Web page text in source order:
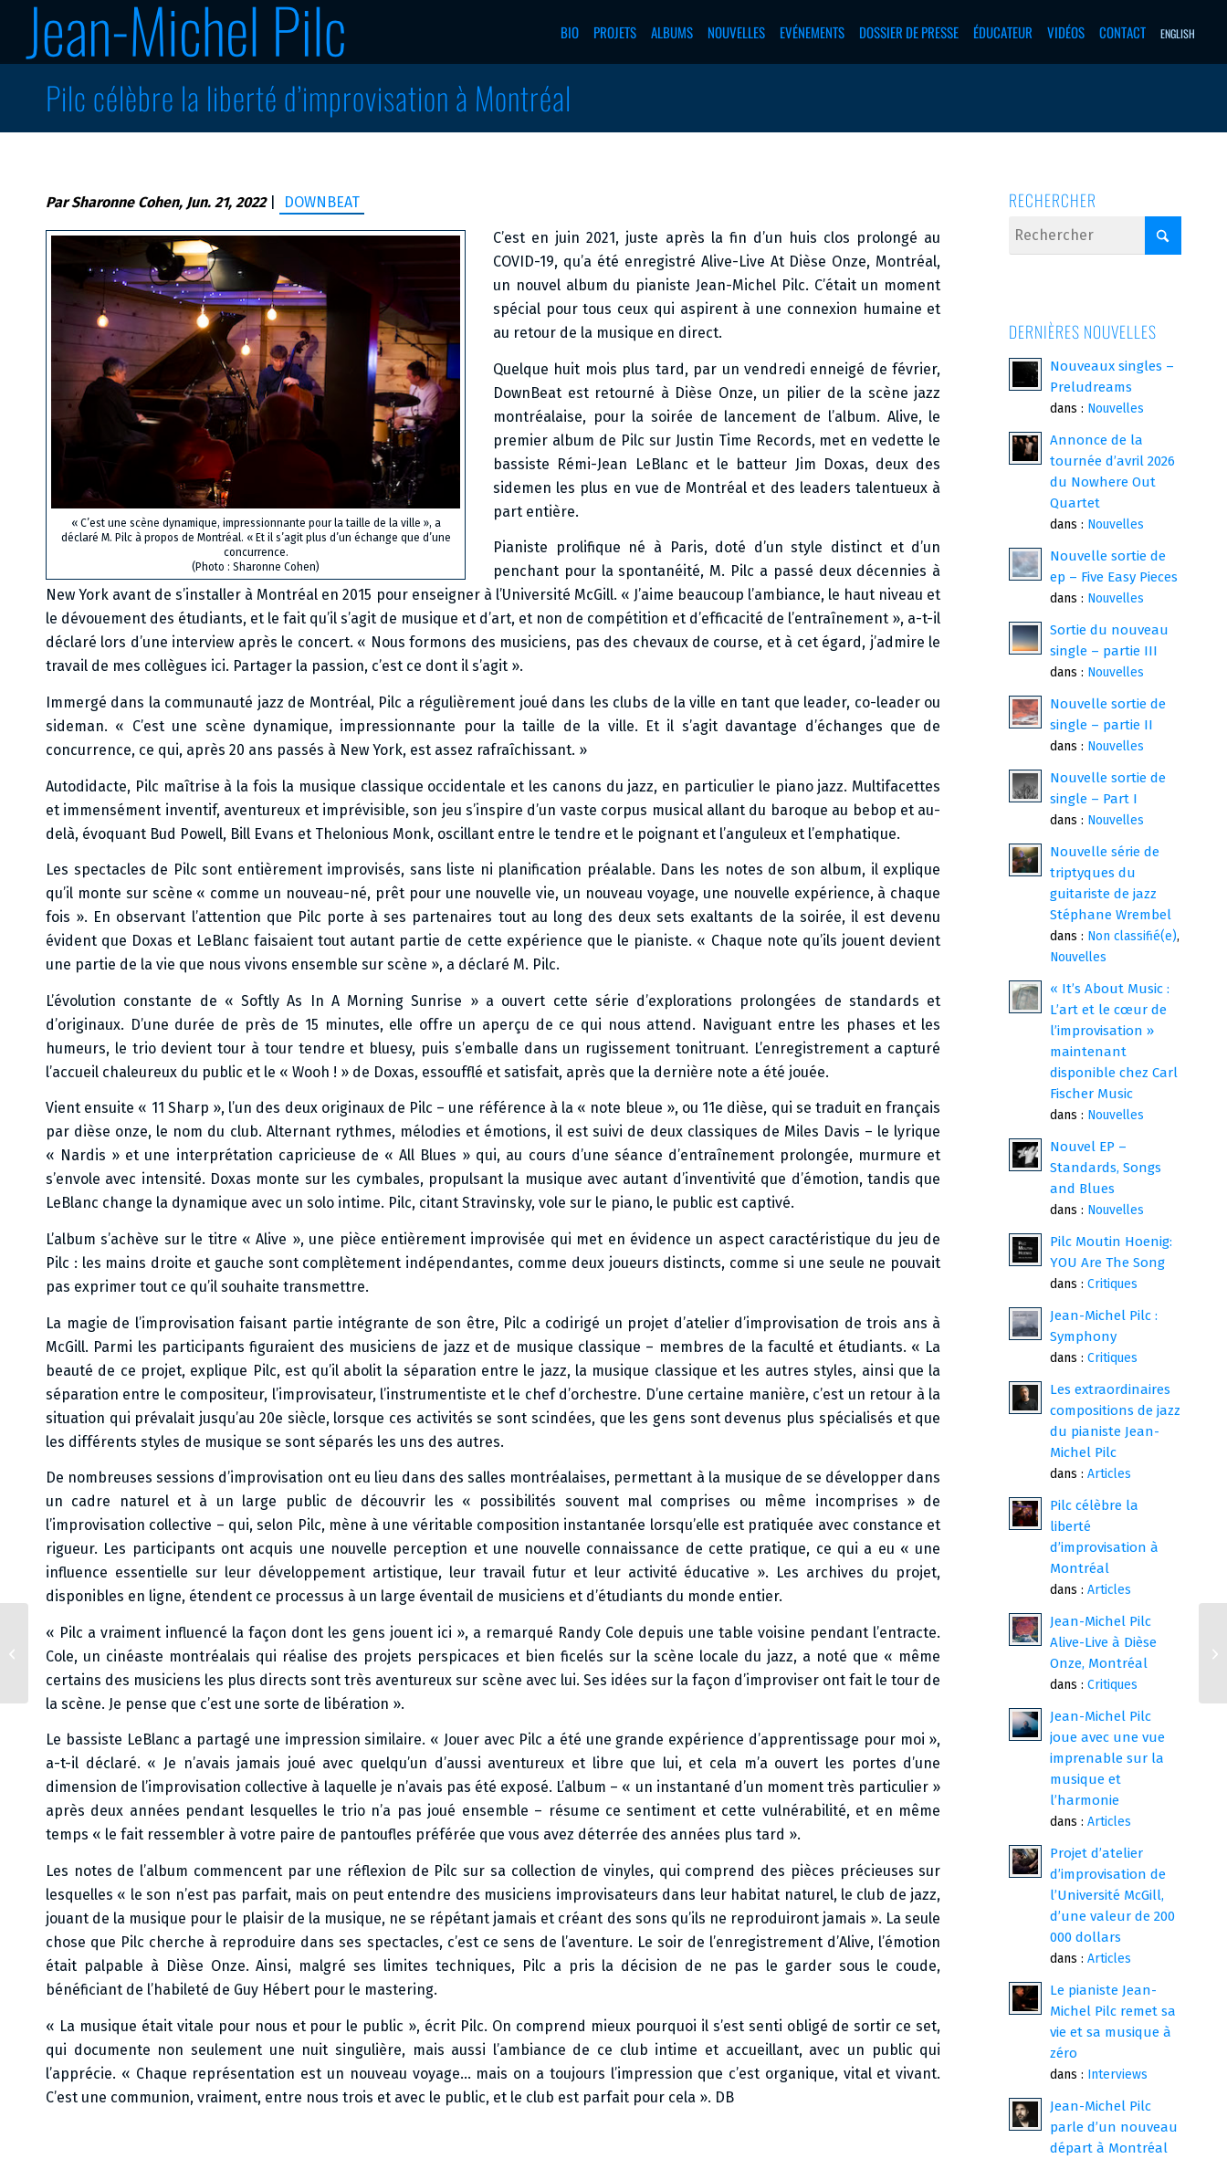
BIO PROJETS ALBUMS NOUVELLES EVÉNEMENTS DOSSIER DE PRESSE ÉDUCATEUR VIDÉOS CONTACT ENGLISH
Pilc célèbre la liberté d’improvisation à Montréal
Par Sharonne Cohen, Jun. 21, 2022 DOWNBEAT
« C’est une scène dynamique, impressionnante pour la taille de la ville », a
déclaré M. Pilc à propos de Montréal. « Et il s’agit plus d’un échange que d’une
concurrence.
(Photo : Sharonne Cohen)
C’est en juin 2021, juste après la fin d’un huis clos prolongé au
COVID-19, qu’a été enregistré Alive-Live At Dièse Onze, Montréal,
un nouvel album du pianiste Jean-Michel Pilc. C’était un moment
spécial pour tous ceux qui aspirent à une connexion humaine et
au retour de la musique en direct.
Quelque huit mois plus tard, par un vendredi enneigé de février,
DownBeat est retourné à Dièse Onze, un pilier de la scène jazz
montréalaise, pour la soirée de lancement de l’album. Alive, le
premier album de Pilc sur Justin Time Records, met en vedette le
bassiste Rémi-Jean LeBlanc et le batteur Jim Doxas, deux des
sidemen les plus en vue de Montréal et des leaders talentueux à
part entière.
Pianiste prolifique né à Paris, doté d’un style distinct et d’un
penchant pour la spontanéité, M. Pilc a passé deux décennies à
New York avant de s’installer à Montréal en 2015 pour enseigner à l’Université McGill. « J’aime beaucoup l’ambiance, le haut niveau et
le dévouement des étudiants, et le fait qu’il s’agit de musique et d’art, et non de compétition et d’efficacité de l’entraînement », a-t-il
déclaré lors d’une interview après le concert. « Nous formons des musiciens, pas des chevaux de course, et à cet égard, j’admire le
travail de mes collègues ici. Partager la passion, c’est ce dont il s’agit ».
Immergé dans la communauté jazz de Montréal, Pilc a régulièrement joué dans les clubs de la ville en tant que leader, co-leader ou
sideman. « C’est une scène dynamique, impressionnante pour la taille de la ville. Et il s’agit davantage d’échanges que de
concurrence, ce qui, après 20 ans passés à New York, est assez rafraîchissant. »
Autodidacte, Pilc maîtrise à la fois la musique classique occidentale et les canons du jazz, en particulier le piano jazz. Multifacettes
et immensément inventif, aventureux et imprévisible, son jeu s’inspire d’un vaste corpus musical allant du baroque au bebop et au-
delà, évoquant Bud Powell, Bill Evans et Thelonious Monk, oscillant entre le tendre et le poignant et l’anguleux et l’emphatique.
Les spectacles de Pilc sont entièrement improvisés, sans liste ni planification préalable. Dans les notes de son album, il explique
qu’il monte sur scène « comme un nouveau-né, prêt pour une nouvelle vie, un nouveau voyage, une nouvelle expérience, à chaque
fois ». En observant l’attention que Pilc porte à ses partenaires tout au long des deux sets exaltants de la soirée, il est devenu
évident que Doxas et LeBlanc faisaient tout autant partie de cette expérience que le pianiste. « Chaque note qu’ils jouent devient
une partie de la vie que nous vivons ensemble sur scène », a déclaré M. Pilc.
L’évolution constante de « Softly As In A Morning Sunrise » a ouvert cette série d’explorations prolongées de standards et
d’originaux. D’une durée de près de 15 minutes, elle offre un aperçu de ce qui nous attend. Naviguant entre les phases et les
humeurs, le trio devient tour à tour tendre et bluesy, puis s’emballe dans un rugissement tonitruant. L’enregistrement a capturé
l’accueil chaleureux du public et le « Wooh ! » de Doxas, essoufflé et satisfait, après que la dernière note a été jouée.
Vient ensuite « 11 Sharp », l’un des deux originaux de Pilc – une référence à la « note bleue », ou 11e dièse, qui se traduit en français
par dièse onze, le nom du club. Alternant rythmes, mélodies et émotions, il est suivi de deux classiques de Miles Davis – le lyrique
« Nardis » et une interprétation capricieuse de « All Blues » qui, au cours d’une séance d’entraînement prolongée, murmure et
s’envole avec intensité. Doxas monte sur les cymbales, propulsant la musique avec autant d’inventivité que d’émotion, tandis que
LeBlanc change la dynamique avec un solo intime. Pilc, citant Stravinsky, vole sur le piano, le public est captivé.
L’album s’achève sur le titre « Alive », une pièce entièrement improvisée qui met en évidence un aspect caractéristique du jeu de
Pilc : les mains droite et gauche sont complètement indépendantes, comme deux joueurs distincts, comme si une seule ne pouvait
pas exprimer tout ce qu’il souhaite transmettre.
La magie de l’improvisation faisant partie intégrante de son être, Pilc a codirigé un projet d’atelier d’improvisation de trois ans à
McGill. Parmi les participants figuraient des musiciens de jazz et de musique classique – membres de la faculté et étudiants. « La
beauté de ce projet, explique Pilc, est qu’il abolit la séparation entre le jazz, la musique classique et les autres styles, ainsi que la
séparation entre le compositeur, l’improvisateur, l’instrumentiste et le chef d’orchestre. D’une certaine manière, c’est un retour à la
situation qui prévalait jusqu’au 20e siècle, lorsque ces activités se sont scindées, que les gens sont devenus plus spécialisés et que
les différents styles de musique se sont séparés les uns des autres.
De nombreuses sessions d’improvisation ont eu lieu dans des salles montréalaises, permettant à la musique de se développer dans
un cadre naturel et à un large public de découvrir les « possibilités souvent mal comprises ou même incomprises » de
l’improvisation collective – qui, selon Pilc, mène à une véritable composition instantanée lorsqu’elle est pratiquée avec constance et
rigueur. Les participants ont acquis une nouvelle perception et une nouvelle connaissance de cette pratique, ce qui a eu « une
influence essentielle sur leur développement artistique, leur travail futur et leur activité éducative ». Les archives du projet,
disponibles en ligne, étendent ce processus à un large éventail de musiciens et d’étudiants du monde entier.
« Pilc a vraiment influencé la façon dont les gens jouent ici », a remarqué Randy Cole depuis une table voisine pendant l’entracte.
Cole, un cinéaste montréalais qui réalise des projets perspicaces et bien ficelés sur la scène locale du jazz, a noté que « même
certains des musiciens les plus directs sont très aventureux sur scène avec lui. Ses idées sur la façon d’improviser ont fait le tour de
la scène. Je pense que c’est une sorte de libération ».
Le bassiste LeBlanc a partagé une impression similaire. « Jouer avec Pilc a été une grande expérience d’apprentissage pour moi »,
a-t-il déclaré. « Je n’avais jamais joué avec quelqu’un d’aussi aventureux et libre que lui, et cela m’a ouvert les portes d’une
dimension de l’improvisation collective à laquelle je n’avais pas été exposé. L’album – « un instantané d’un moment très particulier »
après deux années pendant lesquelles le trio n’a pas joué ensemble – résume ce sentiment et cette vulnérabilité, et en même
temps « le fait ressembler à votre paire de pantoufles préférée que vous avez déterrée des années plus tard ».
Les notes de l’album commencent par une réflexion de Pilc sur sa collection de vinyles, qui comprend des pièces précieuses sur
lesquelles « le son n’est pas parfait, mais on peut entendre des musiciens improvisateurs dans leur habitat naturel, le club de jazz,
jouant de la musique pour le plaisir de la musique, ne se répétant jamais et créant des sons qu’ils ne reproduiront jamais ». La seule
chose que Pilc cherche à reproduire dans ses spectacles, c’est ce sens de l’aventure. Le soir de l’enregistrement d’Alive, l’émotion
était palpable à Dièse Onze. Ainsi, malgré ses limites techniques, Pilc a pris la décision de ne pas le garder sous le coude,
bénéficiant de l’habileté de Guy Hébert pour le mastering.
« La musique était vitale pour nous et pour le public », écrit Pilc. On comprend mieux pourquoi il s’est senti obligé de sortir ce set,
qui documente non seulement une nuit singulière, mais aussi l’ambiance de ce club intime et accueillant, avec un public qui
l’apprécie. « Chaque représentation est un nouveau voyage… mais on a toujours l’impression que c’est organique, vital et vivant.
C’est une communion, vraiment, entre nous trois et avec le public, et le club est parfait pour cela ». DB
RECHERCHER
DERNIÈRES NOUVELLES
Nouveaux singles –
Preludreams
dans : Nouvelles
Annonce de la
tournée d’avril 2026
du Nowhere Out
Quartet
dans : Nouvelles
Nouvelle sortie de
ep – Five Easy Pieces
dans : Nouvelles
Sortie du nouveau
single – partie III
dans : Nouvelles
Nouvelle sortie de
single – partie II
dans : Nouvelles
Nouvelle sortie de
single – Part I
dans : Nouvelles
Nouvelle série de
triptyques du
guitariste de jazz
Stéphane Wrembel
dans : Non classifié(e),
Nouvelles
« It’s About Music :
L’art et le cœur de
l’improvisation »
maintenant
disponible chez Carl
Fischer Music
dans : Nouvelles
Nouvel EP –
Standards, Songs
and Blues
dans : Nouvelles
Pilc Moutin Hoenig:
YOU Are The Song
dans : Critiques
Jean-Michel Pilc :
Symphony
dans : Critiques
Les extraordinaires
compositions de jazz
du pianiste Jean-
Michel Pilc
dans : Articles
Pilc célèbre la
liberté
d’improvisation à
Montréal
dans : Articles
Jean-Michel Pilc
Alive-Live à Dièse
Onze, Montréal
dans : Critiques
Jean-Michel Pilc
joue avec une vue
imprenable sur la
musique et
l’harmonie
dans : Articles
Projet d’atelier
d’improvisation de
l’Université McGill,
d’une valeur de 200
000 dollars
dans : Articles
Le pianiste Jean-
Michel Pilc remet sa
vie et sa musique à
zéro
dans : Interviews
Jean-Michel Pilc
parle d’un nouveau
départ à Montréal
Jean-Michel Pilc Alive-
Live à Dièse Onze,